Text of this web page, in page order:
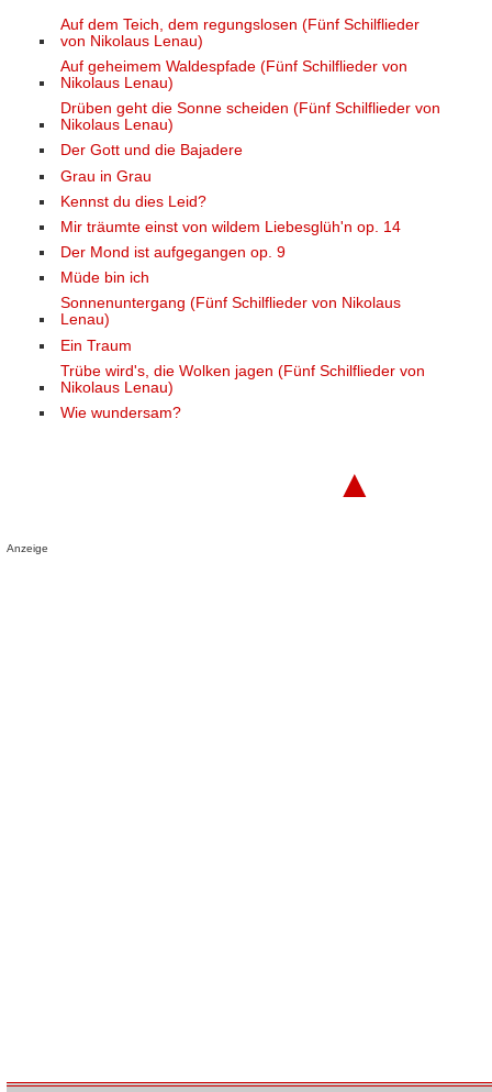
Auf dem Teich, dem regungslosen (Fünf Schilflieder
von Nikolaus Lenau)
Auf geheimem Waldespfade (Fünf Schilflieder von
Nikolaus Lenau)
Drüben geht die Sonne scheiden (Fünf Schilflieder von
Nikolaus Lenau)
Der Gott und die Bajadere
Grau in Grau
Kennst du dies Leid?
Mir träumte einst von wildem Liebesglüh'n op. 14
Der Mond ist aufgegangen op. 9
Müde bin ich
Sonnenuntergang (Fünf Schilflieder von Nikolaus
Lenau)
Ein Traum
Trübe wird's, die Wolken jagen (Fünf Schilflieder von
Nikolaus Lenau)
Wie wundersam?
▲
Anzeige